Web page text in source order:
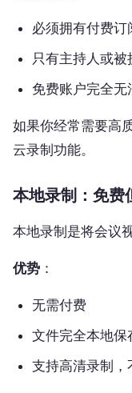
必须拥有付费订
只有主持人或
免费账户完全无
如果你经常需要高
云录制功能。
本地录制：免费
本地录制是将会议
优势 ：
无需付费
文件完全本地保
支持高清录制，